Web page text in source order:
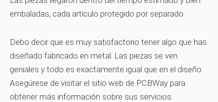
embaladas, cada artículo protegido por separado.
Debo decir que es muy satisfactorio tener algo que has
diseñado fabricado en metal. Las piezas se ven
geniales y todo es exactamente igual que en el diseño.
Asegúrese de visitar el sitio web de PCBWay para
obtener más información sobre sus servicios.